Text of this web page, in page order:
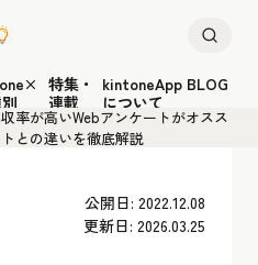
特集・
連載
kintoneApp BLOG
について
率が高いWebアンケートがオスス
との違いを徹底解説
公開日: 2022.12.08
更新日: 2026.03.25